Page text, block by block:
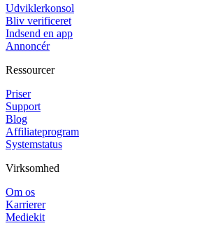
Udviklerkonsol
Bliv verificeret
Indsend en app
Annoncér
Ressourcer
Priser
Support
Blog
Affiliateprogram
Systemstatus
Virksomhed
Om os
Karrierer
Mediekit